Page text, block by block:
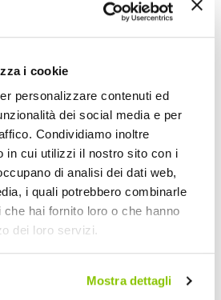
i cookie
personalizzare contenuti ed
dei social media e per
Condividiamo inoltre
in cui utilizzi il nostro sito con i
di analisi dei dati web,
i quali potrebbero combinarle
hai fornito loro o che hanno
dei loro servizi.
Mostra dettagli